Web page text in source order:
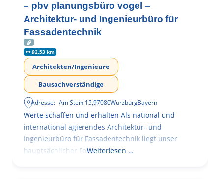
– pbv planungsbüro vogel –
Architektur- und Ingenieurbüro für
Fassadentechnik
92.53 km
Architekten/Ingenieure
Bausachverständige
Adresse: Am Stein 15,97080WürzburgBayern
Werte schaffen und erhalten Als national und
international agierendes Architektur- und
Ingenieurbüro für Fassadentechnik liegt unser
hauptsächlicher Fokus in der
Weiterlesen …